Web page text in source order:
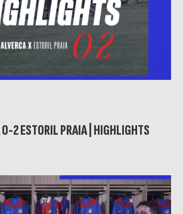
0-2 ESTORIL PRAIA | HIGHLIGHTS